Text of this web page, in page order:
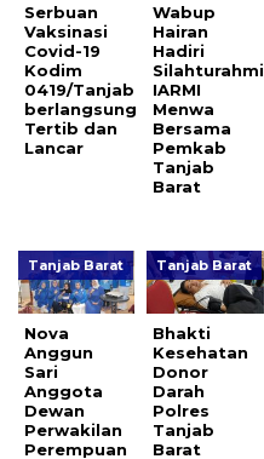
Serbuan
Vaksinasi
Covid-19
Kodim
0419/Tanjab
berlangsung
Tertib dan
Lancar
Wabup
Hairan
Hadiri
Silahturahmi
IARMI
Menwa
Bersama
Pemkab
Tanjab
Barat
Tanjab Barat
Nova
Anggun
Sari
Anggota
Dewan
Perwakilan
Perempuan
Tanjab Barat
Bhakti
Kesehatan
Donor
Darah
Polres
Tanjab
Barat